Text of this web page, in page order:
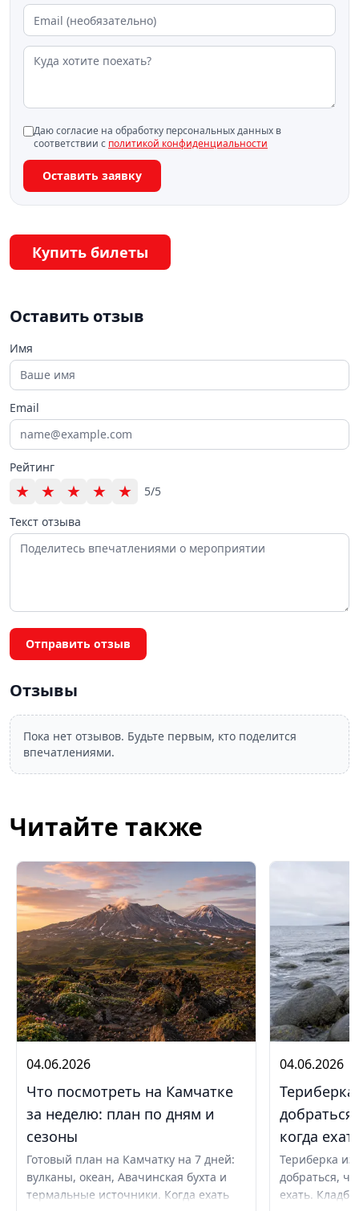
Даю согласие на обработку персональных данных в
соответствии с политикой конфиденциальности
Оставить заявку
Купить билеты
Оставить отзыв
Имя
Email
Рейтинг
★ ★ ★ ★ ★
5/5
Текст отзыва
Отправить отзыв
Отзывы
Пока нет отзывов. Будьте первым, кто поделится
впечатлениями.
Читайте также
04.06.2026
Что посмотреть на Камчатке
за неделю: план по дням и
сезоны
Готовый план на Камчатку на 7 дней:
вулканы, океан, Авачинская бухта и
термальные источники. Когда ехать
04.06.2026
когда
Териберка
добраться,
ехать.